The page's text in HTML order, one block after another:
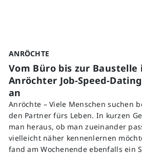
ANRÖCHTE
Vom Büro bis zur Baustelle
Anröchter Job-Speed-
an
Anröchte – Viele Menschen suchen
den Partner fürs Leben. In kurzen
man heraus, ob man zueinander
vielleicht näher kennenlernen
fand am Wochenende ebenfalls ein